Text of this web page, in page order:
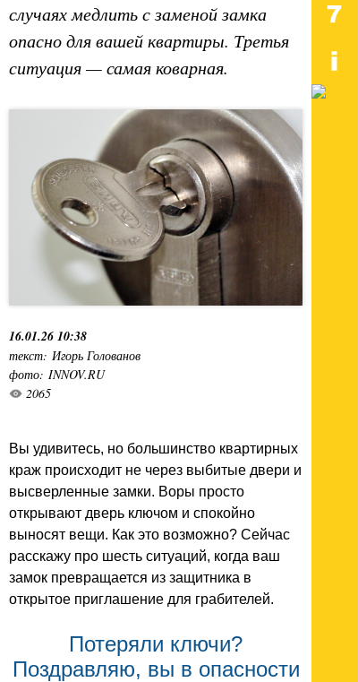
случаях медлить с заменой замка
опасно для вашей квартиры. Третья
ситуация — самая коварная.
16.01.26 10:38
текст: Игорь Голованов
фото: INNOV.RU
2065
Вы удивитесь, но большинство квартирных
краж происходит не через выбитые двери и
высверленные замки. Воры просто
открывают дверь ключом и спокойно
выносят вещи. Как это возможно? Сейчас
расскажу про шесть ситуаций, когда ваш
замок превращается из защитника в
открытое приглашение для грабителей.
Потеряли ключи?
Поздравляю, вы в опасности